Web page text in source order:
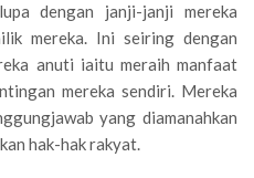
dengan janji-janji mereka
mereka. Ini seiring dengan
anuti iaitu meraih manfaat
mereka sendiri. Mereka
yang diamanahkan
hak-hak rakyat.